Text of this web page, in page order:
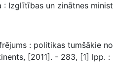
Izglītības un zinātnes
: politikas tumšākie
[2011]. - 283, [1] lpp. :